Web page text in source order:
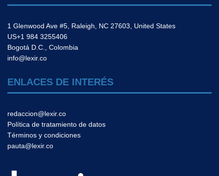
1 Glenwood Ave #5, Raleigh, NC 27603, United States
US+1 984 3255406
Bogotá D.C., Colombia
info@lexir.co
ENLACES DE INTERÉS
redaccion@lexir.co
Política de tratamiento de datos
Términos y condiciones
pauta@lexir.co